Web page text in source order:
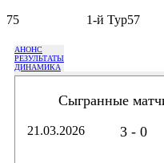
75 1-й Тур57
АНОНС
РЕЗУЛЬТАТЫ
ДИНАМИКА
Сыгранные
21.03.2026 3 - 0